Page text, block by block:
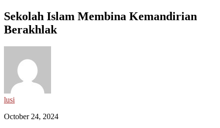
Sekolah Islam Membina Kemandirian
Berakhlak
lusi
October 24, 2024